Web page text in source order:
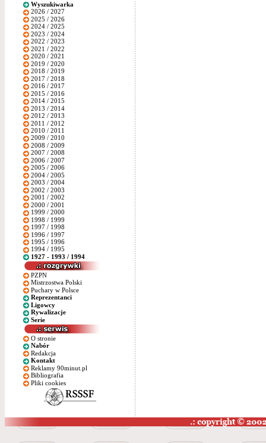
Wyszukiwarka
2026 / 2027
2025 / 2026
2024 / 2025
2023 / 2024
2022 / 2023
2021 / 2022
2020 / 2021
2019 / 2020
2018 / 2019
2017 / 2018
2016 / 2017
2015 / 2016
2014 / 2015
2013 / 2014
2012 / 2013
2011 / 2012
2010 / 2011
2009 / 2010
2008 / 2009
2007 / 2008
2006 / 2007
2005 / 2006
2004 / 2005
2003 / 2004
2002 / 2003
2001 / 2002
2000 / 2001
1999 / 2000
1998 / 1999
1997 / 1998
1996 / 1997
1995 / 1996
1994 / 1995
1927 - 1993 / 1994
PZPN
Mistrzostwa Polski
Puchary w Polsce
Reprezentanci
Ligowcy
Rywalizacje
Serie
O stronie
Nabór
Redakcja
Kontakt
Reklamy 90minut.pl
Bibliografia
Pliki cookies